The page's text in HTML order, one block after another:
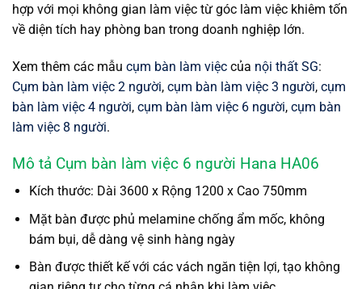
hợp với mọi không gian làm việc từ góc làm việc khiêm tốn
về diện tích hay phòng ban trong doanh nghiệp lớn.
Xem thêm các mẫu cụm bàn làm việc của nội thất SG:
Cụm bàn làm việc 2 người, cụm bàn làm việc 3 người, cụm
bàn làm việc 4 người, cụm bàn làm việc 6 người, cụm bàn
làm việc 8 người.
Mô tả Cụm bàn làm việc 6 người Hana HA06
Kích thước: Dài 3600 x Rộng 1200 x Cao 750mm
Mặt bàn được phủ melamine chống ẩm mốc, không
bám bụi, dễ dàng vệ sinh hàng ngày
Bàn được thiết kế với các vách ngăn tiện lợi, tạo không